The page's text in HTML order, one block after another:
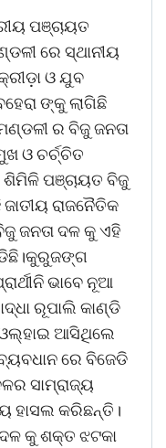
ପଞ୍ଚାୟତ
ରେ ସ୍ଥାନୀୟ
ଓ ଯୁବ
ଙ୍କୁ ଲାଗିଛି
ର ବିଜୁ ଜନତା
ଓ ଚର୍ଚ୍ଚିତ
ଶିମିଳି ପଞ୍ଚାୟତ ବିଜୁ
ରାଜନୈତିକ
ଜନତା ଦଳ କୁ ଏହି
ଭାବେ ନୂଆ
ରୂପାଲି କାଣ୍ଡି
ଆସିଥିଲେ
ରେ ବିଜେଡି
ସାମ୍ରାଜ୍ୟ
ହାସଲ କରିଛନ୍ତି।
ଦଳ କୁ ଶକ୍ତ ଝଟକା